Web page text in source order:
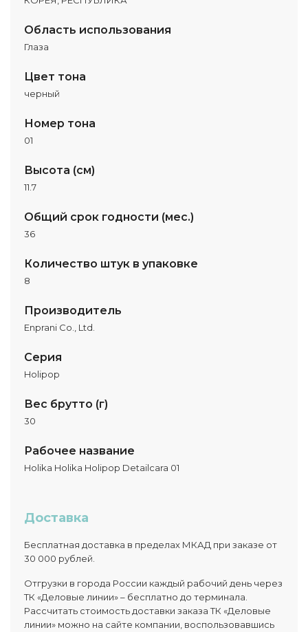
Область использования
Глаза
Цвет тона
черный
Номер тона
01
Высота (см)
11.7
Общий срок годности (мес.)
36
Количество штук в упаковке
8
Производитель
Enprani Co., Ltd.
Серия
Holipop
Вес брутто (г)
30
Рабочее название
Holika Holika Holipop Detailcara 01
Доставка
Бесплатная доставка в пределах МКАД при заказе от
30 000 рублей.
Отгрузки в города России каждый рабочий день через
ТК «Деловые линии» – бесплатно до терминала.
Рассчитать стоимость доставки заказа ТК «Деловые
линии» можно на сайте компании, воспользовавшись